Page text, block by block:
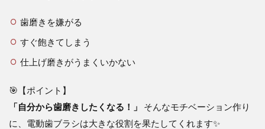
歯磨きを嫌がる
すぐ飽きてしまう
仕上げ磨きがうまくいかない
🎯【ポイント】
「自分から歯磨きしたくなる！」
そんなモチベーション作り
に、電動歯ブラシは大きな役割を果たしてくれます✨